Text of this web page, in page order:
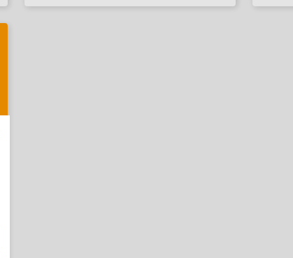
der niedersächsischen Start-ups. Erfahrt